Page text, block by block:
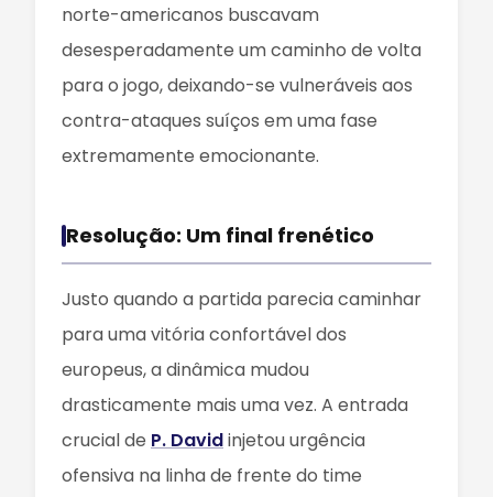
norte-americanos buscavam
desesperadamente um caminho de volta
para o jogo, deixando-se vulneráveis aos
contra-ataques suíços em uma fase
extremamente emocionante.
Resolução: Um final frenético
Justo quando a partida parecia caminhar
para uma vitória confortável dos
europeus, a dinâmica mudou
drasticamente mais uma vez. A entrada
crucial de P. Davidinjetou urgência
ofensiva na linha de frente do time